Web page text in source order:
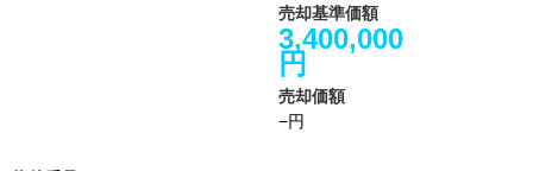
売却基準価額
3,400,000
円
売却価額
−円